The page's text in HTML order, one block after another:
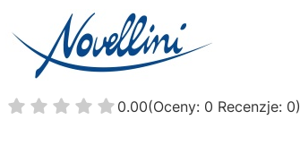
0.00(Oceny: 0 Recenzje: 0)